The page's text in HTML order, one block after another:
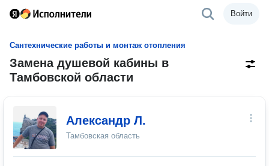
Войти
Сантехнические работы и монтаж отопления
Замена душевой кабины в
Тамбовской области
Александр Л.
Тамбовская область